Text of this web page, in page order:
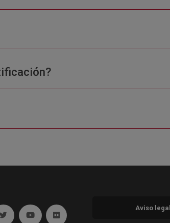
(abre en ventana nueva)
Ir a twitter (abre en ventana nueva)
Ir a YouTube (abre en ventana nueva)
Ir a Flickr (abre en ventana nueva)
Aviso legal